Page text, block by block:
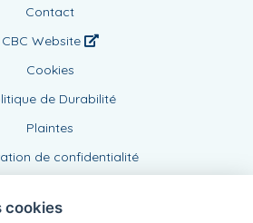
Contact
CBC Website
Cookies
de Durabilité
Plaintes
de confidentialité
cookies